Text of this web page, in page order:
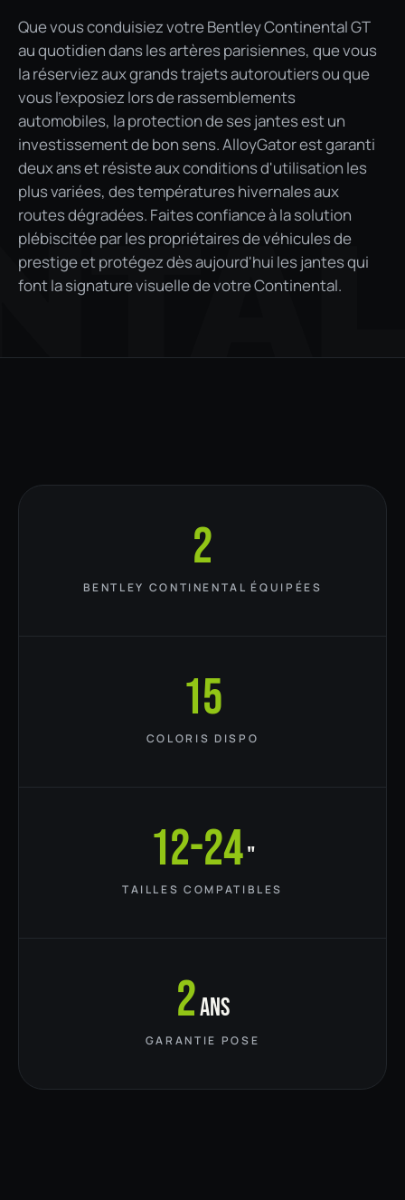
Que vous conduisiez votre Bentley Continental GT
au quotidien dans les artères parisiennes, que vous
la réserviez aux grands trajets autoroutiers ou que
vous l'exposiez lors de rassemblements
automobiles, la protection de ses jantes est un
investissement de bon sens. AlloyGator est garanti
deux ans et résiste aux conditions d'utilisation les
plus variées, des températures hivernales aux
routes dégradées. Faites confiance à la solution
plébiscitée par les propriétaires de véhicules de
prestige et protégez dès aujourd'hui les jantes qui
font la signature visuelle de votre Continental.
2
BENTLEY CONTINENTAL ÉQUIPÉES
15
COLORIS DISPO
12-24"
TAILLES COMPATIBLES
2ans
GARANTIE POSE